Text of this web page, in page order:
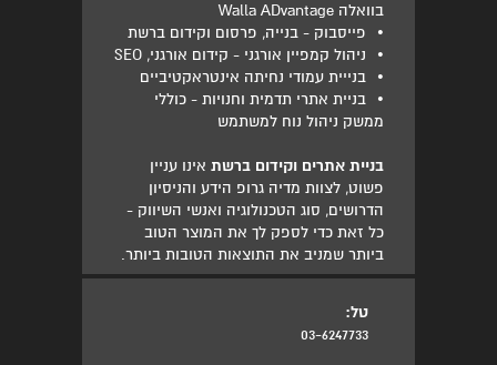
בוואלה Walla ADvantage
• פייסבוק - בנייה, פרסום וקידום ברשת
• ניהול קמפיין אורגני - קידום אורגני, SEO
• בנייית עמודי נחיתה אינטראקטיביים
•
בניית אתרי תדמית וחנויות - כוללי
ממשק ניהול נוח למשתמש
בניית אתרים וקידום ברשתאינו עניין
פשוט, לצוות מדיה גרופ הידע והניסיון
הדרושים, סוג הטכנולוגיה ואנשי השיווק -
כל זאת כדי לספק לך את המוצר הטוב
ביותר שמניב את התוצאות הטובות ביותר.
טל:
03-6247733